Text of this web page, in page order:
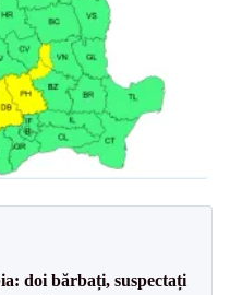
doi bărbați, suspectați